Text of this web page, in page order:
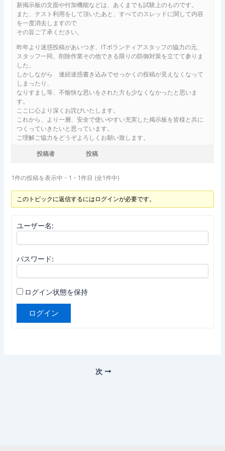
新掲示板の文面や付加機能などは、あくまでも試験上のものです。
また、テスト利用をして頂いたあと、すべてのスレッドに関して内容
を一度消去しますので
その旨ご了承ください。
昨年より迷惑投稿があいつぎ、ITボランティアスタッフの協力の元、
スタッフ一同、削除作業その他できる限りの防御対策を立てて参りま
した。
しかしながら 連続迷惑書き込みでせっかくの投稿が見えなくなって
しまったり、
なりすまし等、不愉快な思いをされた方も少なくなかったと思いま
す。
ここに心より深くお詫びいたします。
これから、より一層、安全で使いやすい充実した掲示板を皆様と共に
つくっていきたいと思っています。
ご理解ご協力をどうぞよろしくお願い致します。
投稿者 投稿
1件の投稿を表示中 - 1 - 1件目 (全1件中)
このトピックに返信するにはログインが必要です。
ユーザー名:
パスワード:
ログイン状態を保持
ログイン
次